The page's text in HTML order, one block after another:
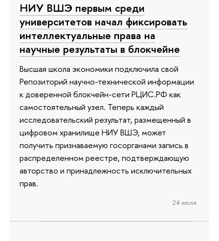
НИУ ВШЭ первым среди
университетов начал фиксировать
интеллектуальные права на
научные результаты в блокчейне
Высшая школа экономики подключила свой
Репозиторий научно-технической информации
к доверенной блокчейн-сети РЦИС.РФ как
самостоятельный узел. Теперь каждый
исследовательский результат, размещенный в
цифровом хранилище НИУ ВШЭ, может
получить признаваемую госорганами запись в
распределенном реестре, подтверждающую
авторство и принадлежность исключительных
прав.
24 июля